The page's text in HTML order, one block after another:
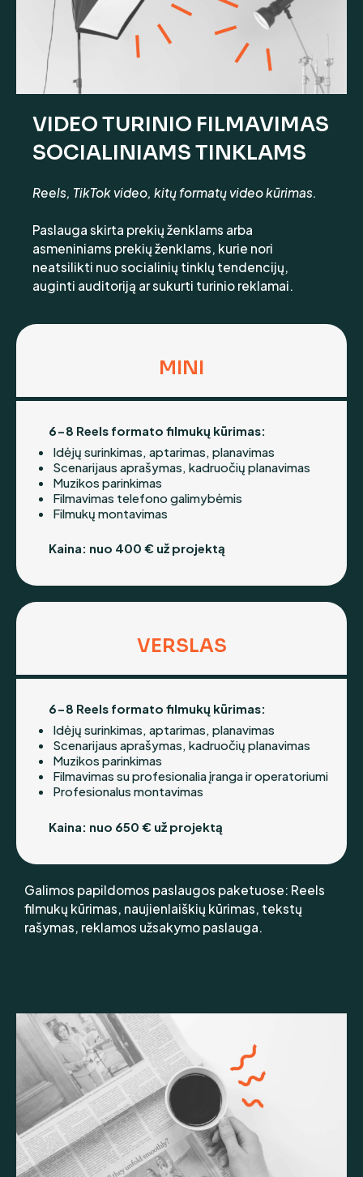
VIDEO TURINIO FILMAVIMAS
SOCIALINIAMS TINKLAMS
Reels, TikTok video, kitų formatų video kūrimas.
Paslauga skirta prekių ženklams arba
asmeniniams prekių ženklams, kurie nori
neatsilikti nuo socialinių tinklų tendencijų,
auginti auditoriją ar sukurti turinio reklamai.
MINI
6-8 Reels formato filmukų kūrimas:
Idėjų surinkimas, aptarimas, planavimas
Scenarijaus aprašymas, kadruočių planavimas
Muzikos parinkimas
Filmavimas telefono galimybėmis
Filmukų montavimas
Kaina: nuo 400 € už projektą
VERSLAS
6-8 Reels formato filmukų kūrimas:
Idėjų surinkimas, aptarimas, planavimas
Scenarijaus aprašymas, kadruočių planavimas
Muzikos parinkimas
Filmavimas su profesionalia įranga ir operatoriumi
Profesionalus montavimas
Kaina: nuo 650 € už projektą
Galimos papildomos paslaugos paketuose: Reels
filmukų kūrimas, naujienlaiškių kūrimas, tekstų
rašymas, reklamos užsakymo paslauga.